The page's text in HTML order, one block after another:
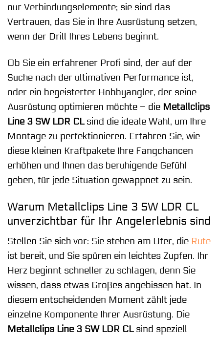
nur Verbindungselemente; sie sind das
Vertrauen, das Sie in Ihre Ausrüstung setzen,
wenn der Drill Ihres Lebens beginnt.
Ob Sie ein erfahrener Profi sind, der auf der
Suche nach der ultimativen Performance ist,
oder ein begeisterter Hobbyangler, der seine
Ausrüstung optimieren möchte – die Metallclips
Line 3 SW LDR CLsind die ideale Wahl, um Ihre
Montage zu perfektionieren. Erfahren Sie, wie
diese kleinen Kraftpakete Ihre Fangchancen
erhöhen und Ihnen das beruhigende Gefühl
geben, für jede Situation gewappnet zu sein.
Warum Metallclips Line 3 SW LDR CL
unverzichtbar für Ihr Angelerlebnis sind
Stellen Sie sich vor: Sie stehen am Ufer, die Rute
ist bereit, und Sie spüren ein leichtes Zupfen. Ihr
Herz beginnt schneller zu schlagen, denn Sie
wissen, dass etwas Großes angebissen hat. In
diesem entscheidenden Moment zählt jede
einzelne Komponente Ihrer Ausrüstung. Die
Metallclips Line 3 SW LDR CLsind speziell